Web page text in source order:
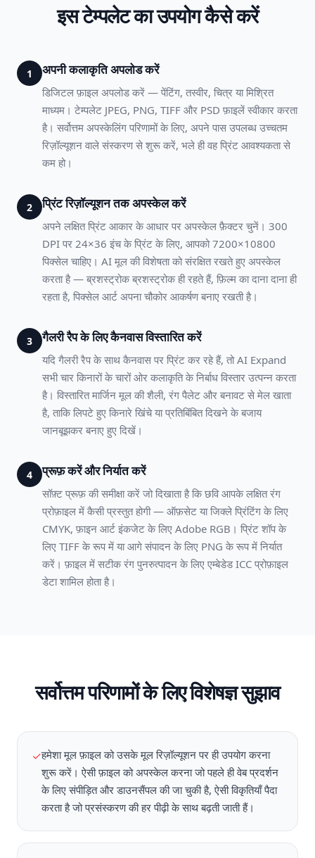
इस टेम्पलेट का उपयोग कैसे करें
1 अपनी कलाकृति अपलोड करें
डिजिटल फ़ाइल अपलोड करें — पेंटिंग, तस्वीर, चित्र या मिश्रित
माध्यम। टेम्पलेट JPEG, PNG, TIFF और PSD फ़ाइलें स्वीकार करता
है। सर्वोत्तम अपस्केलिंग परिणामों के लिए, अपने पास उपलब्ध उच्चतम
रिज़ॉल्यूशन वाले संस्करण से शुरू करें, भले ही वह प्रिंट आवश्यकता से
कम हो।
2 प्रिंट रिज़ॉल्यूशन तक अपस्केल करें
अपने लक्षित प्रिंट आकार के आधार पर अपस्केल फ़ैक्टर चुनें। 300
DPI पर 24×36 इंच के प्रिंट के लिए, आपको 7200×10800
पिक्सेल चाहिए। AI मूल की विशेषता को संरक्षित रखते हुए अपस्केल
करता है — ब्रशस्ट्रोक ब्रशस्ट्रोक ही रहते हैं, फ़िल्म का दाना दाना ही
रहता है, पिक्सेल आर्ट अपना चौकोर आकर्षण बनाए रखती है।
3 गैलरी रैप के लिए कैनवास विस्तारित करें
यदि गैलरी रैप के साथ कैनवास पर प्रिंट कर रहे हैं, तो AI Expand
सभी चार किनारों के चारों ओर कलाकृति के निर्बाध विस्तार उत्पन्न करता
है। विस्तारित मार्जिन मूल की शैली, रंग पैलेट और बनावट से मेल खाता
है, ताकि लिपटे हुए किनारे खिंचे या प्रतिबिंबित दिखने के बजाय
जानबूझकर बनाए हुए दिखें।
4 प्रूफ़ करें और निर्यात करें
सॉफ़्ट प्रूफ़ की समीक्षा करें जो दिखाता है कि छवि आपके लक्षित रंग
प्रोफ़ाइल में कैसी प्रस्तुत होगी — ऑफ़सेट या जिक्ले प्रिंटिंग के लिए
CMYK, फ़ाइन आर्ट इंकजेट के लिए Adobe RGB। प्रिंट शॉप के
लिए TIFF के रूप में या आगे संपादन के लिए PNG के रूप में निर्यात
करें। फ़ाइल में सटीक रंग पुनरुत्पादन के लिए एम्बेडेड ICC प्रोफ़ाइल
डेटा शामिल होता है।
सर्वोत्तम परिणामों के लिए विशेषज्ञ सुझाव
✓हमेशा मूल फ़ाइल को उसके मूल रिज़ॉल्यूशन पर ही उपयोग करना
शुरू करें। ऐसी फ़ाइल को अपस्केल करना जो पहले ही वेब प्रदर्शन
के लिए संपीड़ित और डाउनसैंपल की जा चुकी है, ऐसी विकृतियाँ पैदा
करता है जो प्रसंस्करण की हर पीढ़ी के साथ बढ़ती जाती हैं।